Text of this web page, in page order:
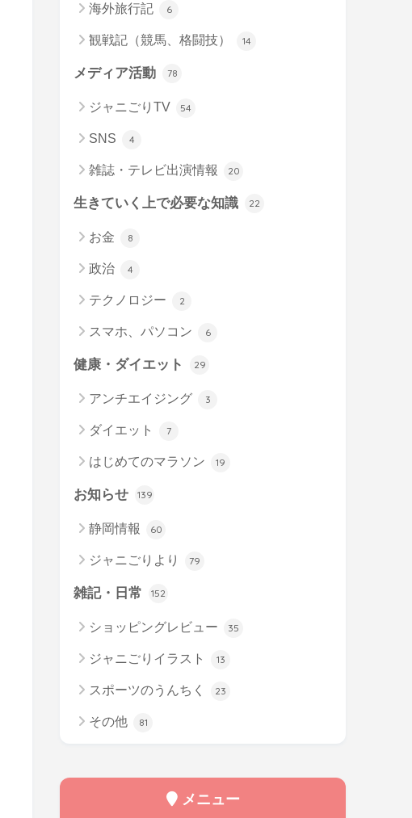
海外旅行記 6
観戦記（競馬、格闘技） 14
メディア活動 78
ジャニごりTV 54
SNS 4
雑誌・テレビ出演情報 20
生きていく上で必要な知識 22
お金 8
政治 4
テクノロジー 2
スマホ、パソコン 6
健康・ダイエット 29
アンチエイジング 3
ダイエット 7
はじめてのマラソン 19
お知らせ 139
静岡情報 60
ジャニごりより 79
雑記・日常 152
ショッピングレビュー 35
ジャニごりイラスト 13
スポーツのうんちく 23
その他 81
メニュー